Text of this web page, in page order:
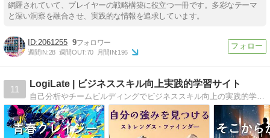
網羅されていて、プレイヤーの戦略構築に役立つ一冊です。多彩なテーマ
と深い洞察を融合させ、実践的な情報を追求しています。
2061255 9
週間IN:28 週間OUT:70 月間IN:196
11
LogiLate | ビジネススキル向上実践的学習サイト
自己分析やチームビルディングでビジネススキル向上の実践的学習サイト「ロジラテ」。300人規模の人材サービス企業の人事責任者として働く著者（もんとり）が、学生や社会人の皆さんに向けて「気づき」のヒントを紹介します。気づきで人は大きく成長する。